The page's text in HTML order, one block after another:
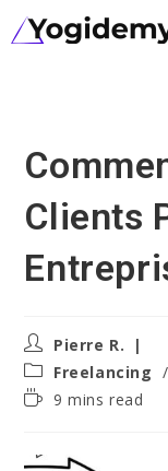
Clients
Pierre R.
Freelancing /
9 mins read